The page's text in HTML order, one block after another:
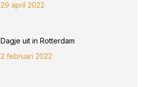
29 april 2022
Dagje uit in Rotterdam
2 februari 2022